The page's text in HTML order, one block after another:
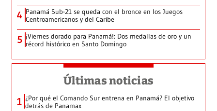
4 Panamá Sub-21 se queda con el bronce en los Juegos
Centroamericanos y del Caribe
5 ¡Viernes dorado para Panamá!: Dos medallas de oro y un
récord histórico en Santo Domingo
Últimas noticias
1 ¿Por qué el Comando Sur entrena en Panamá? El objetivo
detrás de Panamax